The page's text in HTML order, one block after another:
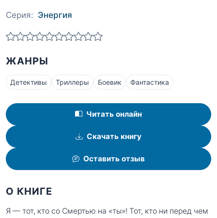
Серия: Энергия
ЖАНРЫ
Детективы Триллеры Боевик Фантастика
Читать онлайн
Скачать книгу
Оставить отзыв
О КНИГЕ
Я — тот, кто со Смертью на «ты»! Тот, кто ни перед чем